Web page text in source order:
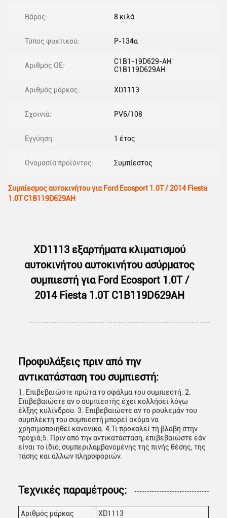
Βάρος: 8 κιλά
Τύπος ψυκτικού: Ρ-134α
Αριθμός ΟΕ:
C1B1-19D629-AH
C1B119D629AH
Αριθμός μάρκας: XD1113
Σχοινιά: PV6/108
Εγγύηση: 1 έτος
Ονομασία προϊόντος: Συμπίεστος
Συμπίεσμος αυτοκινήτου για Ford Ecosport 1.0T / 2014 Fiesta
1.0T C1B119D629AH
XD1113 εξαρτήματα κλιματισμού
αυτοκινήτου αυτοκινήτου ασύρματος
συμπιεστή για Ford Ecosport 1.0T /
2014 Fiesta 1.0T C1B119D629AH
Προφυλάξεις πριν από την
αντικατάσταση του συμπιεστή:
1. Επιβεβαιώστε πρώτα το σφάλμα του συμπιεστή. 2.
Επιβεβαιώστε αν ο συμπιεστής έχει κολλήσει λόγω
έλξης κυλίνδρου. 3. Επιβεβαιώστε αν το ρουλεμάν του
συμπλέκτη του συμπιεστή μπορεί ακόμα να
χρησιμοποιηθεί κανονικά. 4.Τι προκαλεί τη βλάβη στην
τροχιά;5. Πριν από την αντικατάσταση, επιβεβαιώστε εάν
είναι το ίδιο, συμπεριλαμβανομένης της πινής θέσης, της
τάσης και άλλων πληροφοριών.
Τεχνικές παραμέτρους:
Αριθμός μάρκας XD1113